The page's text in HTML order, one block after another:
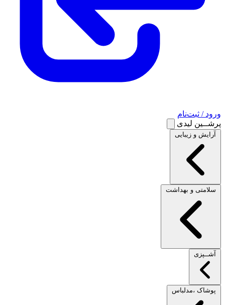
ورود / ثبت‌نام
پرشــین لیدی
آرایش و زیبایی
سلامتی و بهداشت
آشــپزی
پوشاک ،مدلباس